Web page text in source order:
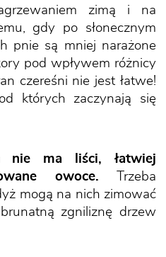
zimą i na
gdy po słonecznym
pnie są mniej narażone
pod wpływem różnicy
czereśni nie jest łatwe!
których zaczynają się
nie ma liści, łatwiej
owoce. Trzeba
mogą na nich zimować
zgniliznę drzew